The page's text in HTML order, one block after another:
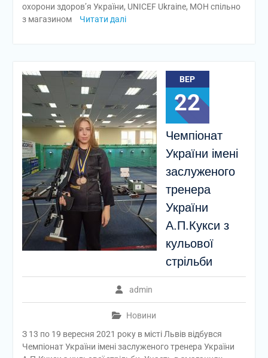
охорони здоров’я України, UNICEF Ukraine, МОН спільно
з магазином
Читати далі
ВЕР
22
Чемпіонат
України імені
заслуженого
тренера
України
А.П.Кукси з
кульової
стрільби
admin
Новини
З 13 по 19 вересня 2021 року в місті Львів відбувся
Чемпіонат України імені заслуженого тренера України